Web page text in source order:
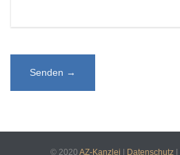
© 2020 AZ-Kanzlei | Datenschutz |